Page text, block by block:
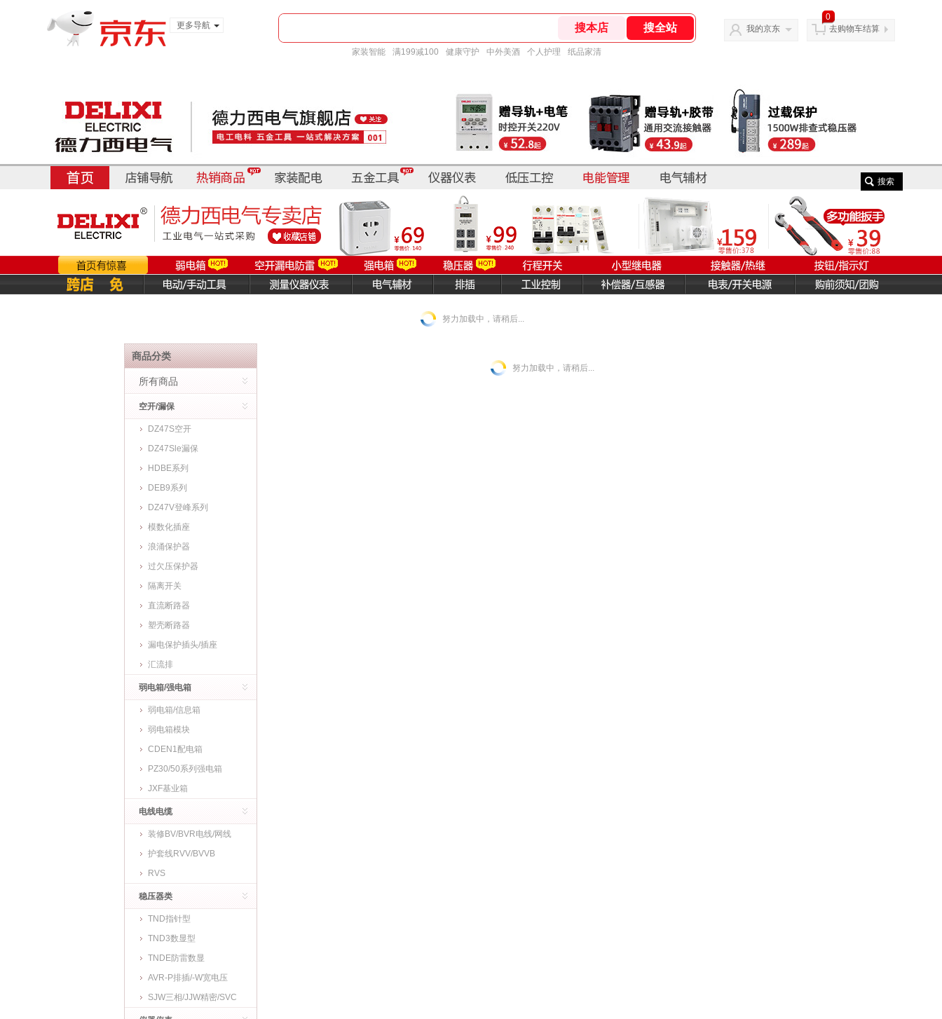
更多导航
家装智能 满199减100 健康守护 中外美酒 个人护理 纸品家清
我的京东
0
去购物车结算
搜索
努力加载中，请稍后...
商品分类
所有商品
空开/漏保
DZ47S空开
DZ47Sle漏保
HDBE系列
DEB9系列
DZ47V登峰系列
模数化插座
浪涌保护器
过欠压保护器
隔离开关
直流断路器
塑壳断路器
漏电保护插头/插座
汇流排
弱电箱/强电箱
弱电箱/信息箱
弱电箱模块
CDEN1配电箱
PZ30/50系列强电箱
JXF基业箱
电线电缆
装修BV/BVR电线/网线
护套线RVV/BVVB
RVS
稳压器类
TND指针型
TND3数显型
TNDE防雷数显
AVR-P排插/-W宽电压
SJW三相/JJW精密/SVC
努力加载中，请稍后...